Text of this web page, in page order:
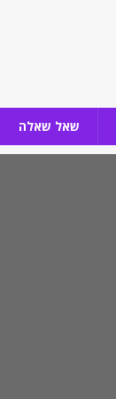
שאל שאלה